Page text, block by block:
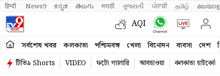
हिन्दी News9 ಕನ್ನಡ తెలుగు मराठी ગુજરાતી ਪੰਜਾਬੀ தமிழ்
AQI
সর্বশেষ খবর কলকাতা পশ্চিমবঙ্গ খেলা বিনোদন ব্যবসা দেশ
টিভি৯ Shorts VIDEO ফটো গ্যালারি আবহাওয়া
কলকাতা হাইকোর্ট